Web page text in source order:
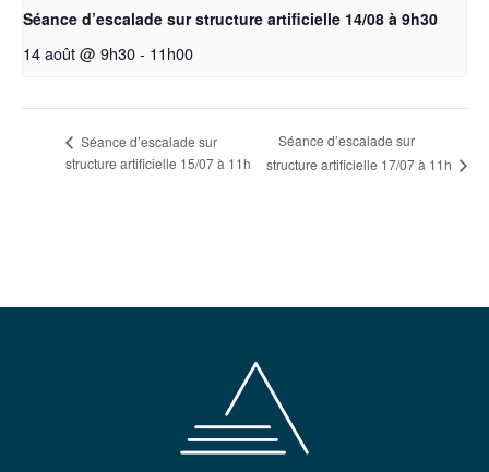
Séance d’escalade sur structure artificielle 14/08 à 9h30
14 août @ 9h30- 11h00
Séance d’escalade sur
structure artificielle 15/07 à 11h
Séance d’escalade sur
structure artificielle 17/07 à 11h